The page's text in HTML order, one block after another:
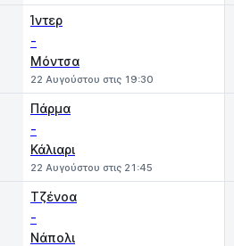
Ίντερ
-
Μόντσα
22 Αυγούστου στις 19:30
Πάρμα
-
Κάλιαρι
22 Αυγούστου στις 21:45
Τζένοα
-
Νάπολι